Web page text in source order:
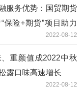
服务优势：国贸期货
保险+期货”项目助力
2022-08-12
重颜值成2022中秋
露口味高速增长
2022-08-12